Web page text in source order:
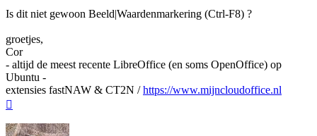
Is dit niet gewoon Beeld|Waardenmarkering (Ctrl-F8) ?
groetjes,
Cor
- altijd de meest recente LibreOffice (en soms OpenOffice) op
Ubuntu -
extensies fastNAW & CT2N /https://www.mijncloudoffice.nl